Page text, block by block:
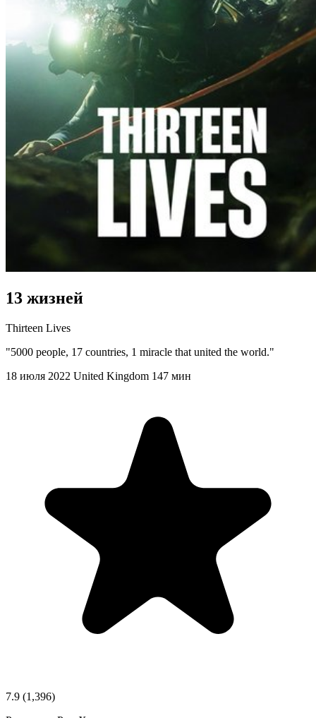
13 жизней
Thirteen Lives
"5000 people, 17 countries, 1 miracle that united the world."
18 июля 2022 United Kingdom 147 мин
7.9 (1,396)